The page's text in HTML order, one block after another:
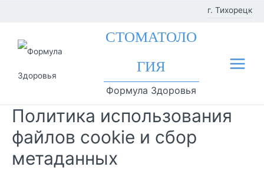
г. Тихорецк
СТОМАТОЛО
ГИЯ
Формула Здоровья
Main
Политика использования
файлов cookie и сбор
метаданных